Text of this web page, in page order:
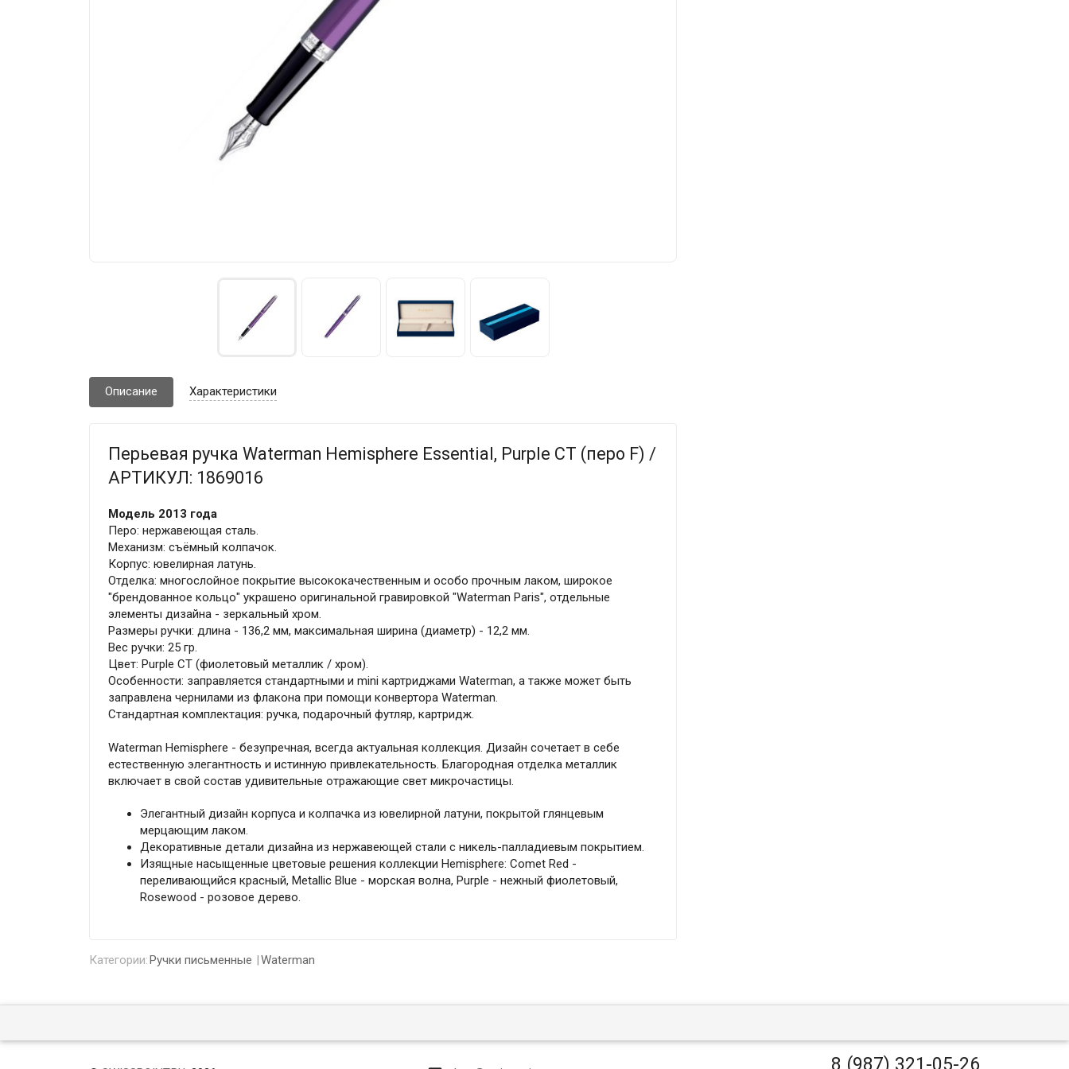
Описание Характеристики
Перьевая ручка Waterman Hemisphere Essential, Purple CT (перо F) /
АРТИКУЛ: 1869016
Модель 2013 года
Перо: нержавеющая сталь.
Механизм: съёмный колпачок.
Корпус: ювелирная латунь.
Отделка: многослойное покрытие высококачественным и особо прочным лаком, широкое
"брендованное кольцо" украшено оригинальной гравировкой "Waterman Paris", отдельные
элементы дизайна - зеркальный хром.
Размеры ручки: длина - 136,2 мм, максимальная ширина (диаметр) - 12,2 мм.
Вес ручки: 25 гр.
Цвет: Purple CT (фиолетовый металлик / хром).
Особенности: заправляется стандартными и mini картриджами Waterman, а также может быть
заправлена чернилами из флакона при помощи конвертора Waterman.
Стандартная комплектация: ручка, подарочный футляр, картридж.
Waterman Hemisphere - безупречная, всегда актуальная коллекция. Дизайн сочетает в себе
естественную элегантность и истинную привлекательность. Благородная отделка металлик
включает в свой состав удивительные отражающие свет микрочастицы.
Элегантный дизайн корпуса и колпачка из ювелирной латуни, покрытой глянцевым
мерцающим лаком.
Декоративные детали дизайна из нержавеющей стали с никель-палладиевым покрытием.
Изящные насыщенные цветовые решения коллекции Hemisphere: Comet Red -
переливающийся красный, Metallic Blue - морская волна, Purple - нежный фиолетовый,
Rosewood - розовое дерево.
Категории:Ручки письменные Waterman
8 (987) 321-05-26